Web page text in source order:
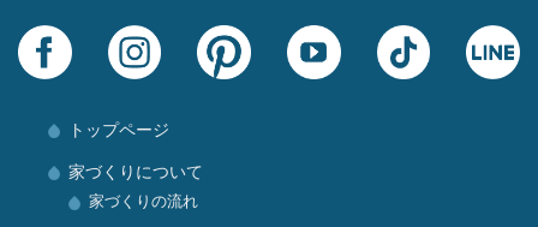
トップページ
家づくりについて
家づくりの流れ